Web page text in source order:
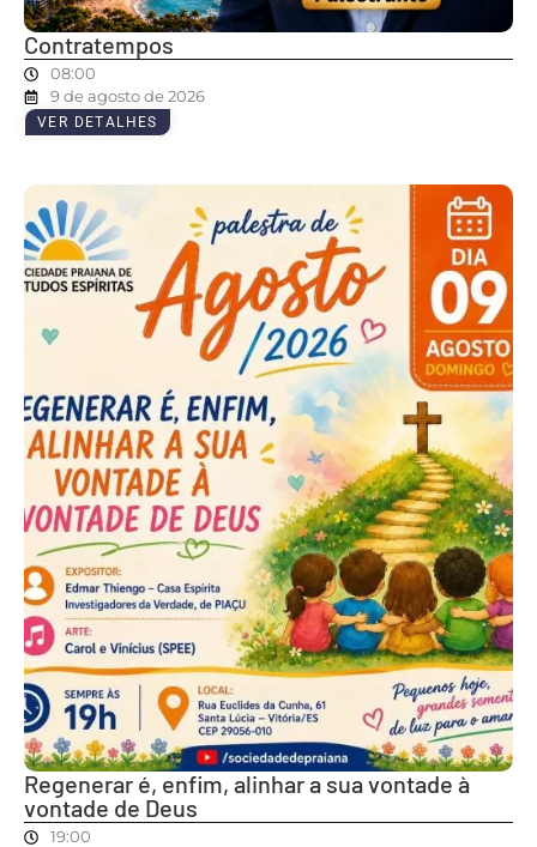
Contratempos
08:00
9 de agosto de 2026
VER DETALHES
Regenerar é, enfim, alinhar a sua vontade à
vontade de Deus
19:00